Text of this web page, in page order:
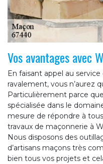
Vos avantages avec
En faisant appel au
ravalement, vous n’aurez
Particulièrement parce
spécialisée dans le
mesure de répondre à
travaux de maçonnerie à
Nous disposons des
d’artisans maçons très
bien tous vos projets et